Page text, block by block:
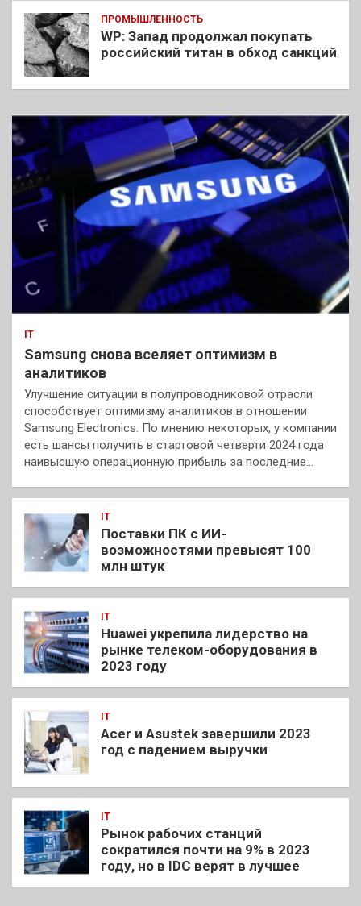
ПРОМЫШЛЕННОСТЬ
WP: Запад продолжал покупать
российский титан в обход санкций
IT
Samsung снова вселяет оптимизм в
аналитиков
Улучшение ситуации в полупроводниковой отрасли
способствует оптимизму аналитиков в отношении
Samsung Electronics. По мнению некоторых, у компании
есть шансы получить в стартовой четверти 2024 года
наивысшую операционную прибыль за последние…
IT
Поставки ПК с ИИ-
возможностями превысят 100
млн штук
IT
Huawei укрепила лидерство на
рынке телеком-оборудования в
2023 году
IT
Acer и Asustek завершили 2023
год с падением выручки
IT
Рынок рабочих станций
сократился почти на 9% в 2023
году, но в IDC верят в лучшее